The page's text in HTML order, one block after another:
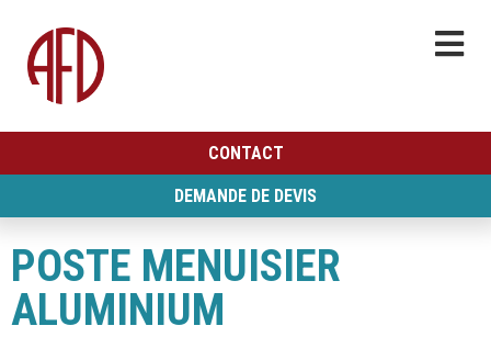
CONTACT
DEMANDE DE DEVIS
POSTE MENUISIER
ALUMINIUM